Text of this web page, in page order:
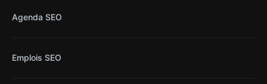
Agenda SEO
Emplois SEO